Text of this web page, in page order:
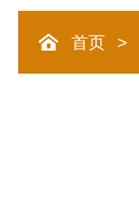
首页 >